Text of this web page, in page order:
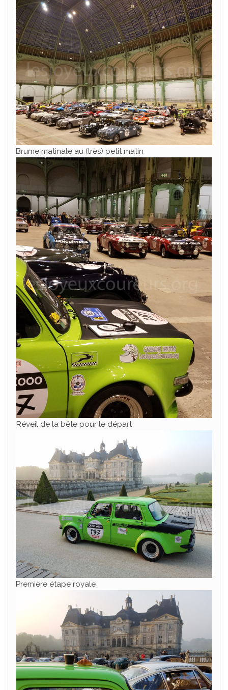
Brume matinale au (très) petit matin
Réveil de la bête pour le départ
Première étape royale